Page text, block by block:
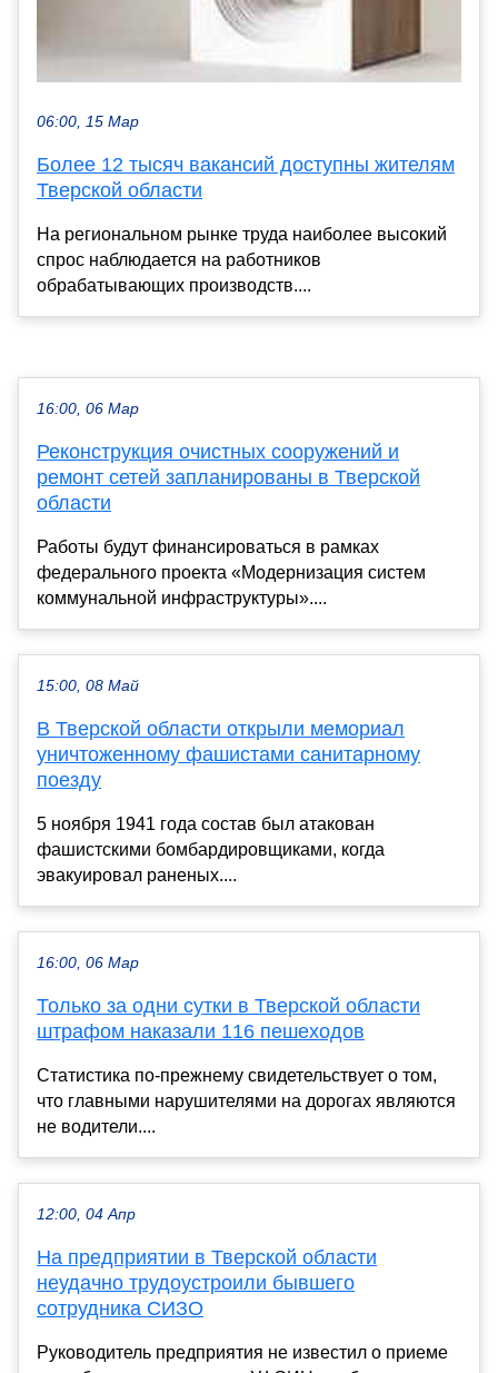
06:00, 15 Мар
Более 12 тысяч вакансий доступны жителям
Тверской области
На региональном рынке труда наиболее высокий
спрос наблюдается на работников
обрабатывающих производств....
16:00, 06 Мар
Реконструкция очистных сооружений и
ремонт сетей запланированы в Тверской
области
Работы будут финансироваться в рамках
федерального проекта «Модернизация систем
коммунальной инфраструктуры»....
15:00, 08 Май
В Тверской области открыли мемориал
уничтоженному фашистами санитарному
поезду
5 ноября 1941 года состав был атакован
фашистскими бомбардировщиками, когда
эвакуировал раненых....
16:00, 06 Мар
Только за одни сутки в Тверской области
штрафом наказали 116 пешеходов
Статистика по-прежнему свидетельствует о том,
что главными нарушителями на дорогах являются
не водители....
12:00, 04 Апр
На предприятии в Тверской области
неудачно трудоустроили бывшего
сотрудника СИЗО
Руководитель предприятия не известил о приеме